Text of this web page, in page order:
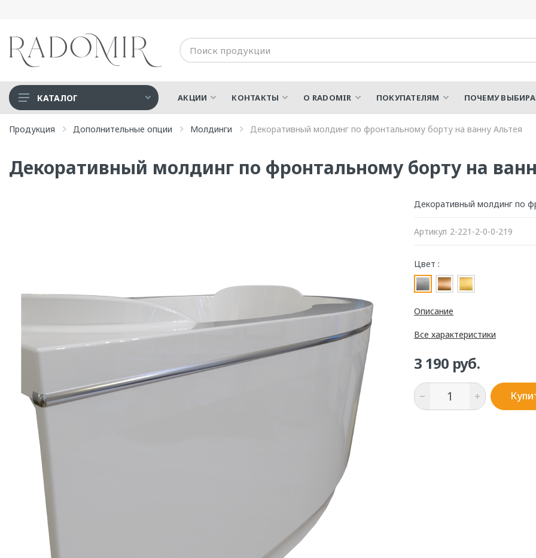
Акриловые ванны
Душевые
КАТАЛОГ АКЦИИ КОНТАКТЫ О RADOMIR ПОКУПАТЕЛЯМ ПОЧЕМУ
Продукция Дополнительные опции Молдинги Декоративный молдинг по фронтальному борту на ванну Альтея
Декоративный молдинг по фронтальному борту на
Декоративный молдинг по
Артикул 2-221-2-0-0-219
Цвет :
Описание
Все характеристики
3 190 руб.